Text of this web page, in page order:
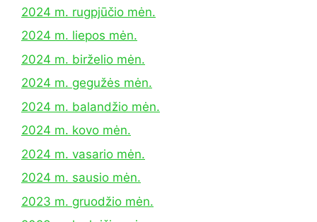
2024 m. rugpjūčio mėn.
2024 m. liepos mėn.
2024 m. birželio mėn.
2024 m. gegužės mėn.
2024 m. balandžio mėn.
2024 m. kovo mėn.
2024 m. vasario mėn.
2024 m. sausio mėn.
2023 m. gruodžio mėn.